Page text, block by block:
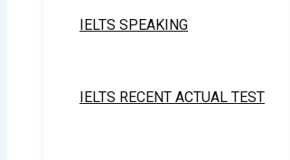
IELTS SPEAKING
IELTS RECENT ACTUAL TEST